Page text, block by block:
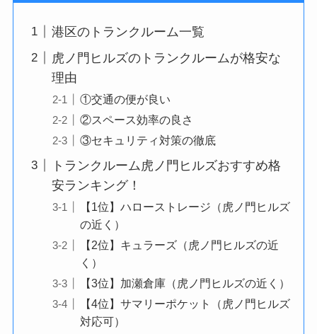
港区のトランクルーム一覧
虎ノ門ヒルズのトランクルームが格安な
理由
①交通の便が良い
②スペース効率の良さ
③セキュリティ対策の徹底
トランクルーム虎ノ門ヒルズおすすめ格
安ランキング！
【1位】ハローストレージ（虎ノ門ヒルズ
の近く）
【2位】キュラーズ（虎ノ門ヒルズの近
く）
【3位】加瀬倉庫（虎ノ門ヒルズの近く）
【4位】サマリーポケット（虎ノ門ヒルズ
対応可）